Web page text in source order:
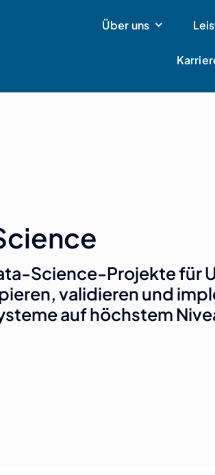
Über uns
Science-Projekte für
validieren und
auf höchstem